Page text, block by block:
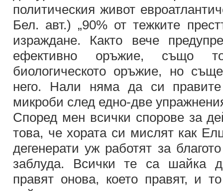
политическия живот
Бел. авт.) „90% от тежките
израждане. Както вече
ефективно оръжие, също
биологическото оръжие, но
него. Нали няма да си
микроби след едно-две
Според мен всички спорове за
това, че хората си мислят как
дегенерати уж работят за
заблуда. Всички те са шайка
правят онова, което правят, и